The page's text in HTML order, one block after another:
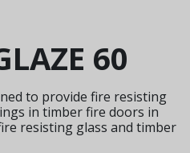
60
to provide fire resisting
in timber fire doors in
resisting glass and timber